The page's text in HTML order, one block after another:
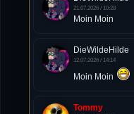
21.07.2026 / 10:28
Moin Moin
DieWildeHilde
12.07.2026 / 14:14
Moin Moin
Tommy